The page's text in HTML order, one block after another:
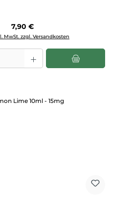
Regulärer Preis:
7,90 €
MwSt. zzgl. Versandkosten
gewünschten Wert ein oder benutze die